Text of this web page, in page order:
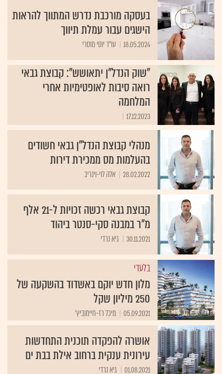
בעסקה מורכבת נדרש המתווך להראות
הישגים עבור עמלת תיווך
18.05.2024 עו"ד יוסי מוסרי
"שוק הנדל"ן יתאושש": קבוצת גבאי
רואה סיבות לאופטימיות אחרי
המלחמה
17.12.2023
מנהלי קבוצת הנדל"ן גבאי חשודים
בהעלמות מס ממכירת דירות
28.02.2022 אלה לוי-וינריב
קבוצת גבאי רכשה זכויות ל-21 אלף
מ"ר במבנה סקי-סנטר ביהוד
30.11.2021 גיא נרדי
בלעדי
מלון חדש יוקם באשדוד בהשקעה של
250 מיליון שקל
05.09.2021 מיכל רז-חיימוביץ'
אושרה להפקדה תוכנית התחדשות
עירונית ענקית ברחוב אילת בבת ים
01.08.2021 גיא נרדי